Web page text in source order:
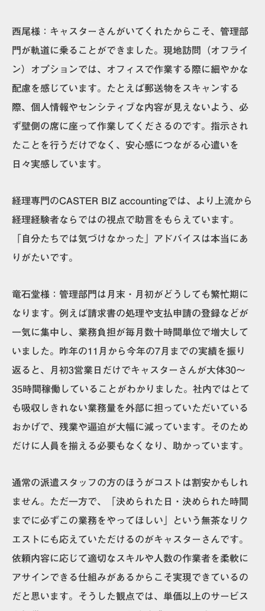
西尾様： キャスターさんがいてくれたからこそ、管理部
門が軌道に乗ることができました。現地訪問（オフライ
ン）オプションでは、オフィスで作業する際に細やかな
配慮を感じています。たとえば郵送物をスキャンする
際、個人情報やセンシティブな内容が見えないよう、必
ず壁側の席に座って作業してくださるのです。指示され
たことを行うだけでなく、安心感につながる心遣いを
日々実感しています。
経理専門のCASTER BIZ accountingでは、より上流から
経理経験者ならではの視点で助言をもらえています。
「自分たちでは気づけなかった」アドバイスは本当にあ
りがたいです。
竜石堂様： 管理部門は月末・月初がどうしても繁忙期に
なります。例えば請求書の処理や支払申請の登録などが
一気に集中し、業務負担が毎月数十時間単位で増大して
いました。昨年の11月から今年の7月までの実績を振り
返ると、
月初3営業日だけでキャスターさんが大体30〜
35時間稼働している ことがわかりました。社内ではとて
も吸収しきれない業務量を外部に担っていただいている
おかげで、残業や逼迫が大幅に減っています。そのため
だけに人員を揃える必要もなくなり、助かっています。
通常の派遣スタッフの方のほうがコストは割安かもしれ
ません。ただ一方で、「決められた日・決められた時間
までに必ずこの業務をやってほしい」という無茶なリク
エストにも応えていただけるのがキャスターさんです。
依頼内容に応じて適切なスキルや人数の作業者を柔軟に
アサインできる仕組みがあるからこそ実現できているの
だと思います。そうした観点では、単価以上のサービス